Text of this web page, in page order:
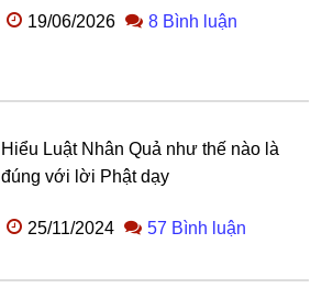
19/06/2026 8 Bình luận
Hiểu Luật Nhân Quả như thế nào là
đúng với lời Phật dạy
25/11/2024 57 Bình luận